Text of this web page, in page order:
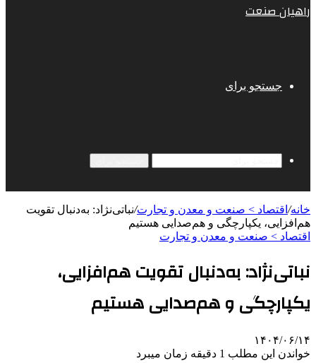
راهیان صنعت
جستجو برای
خانه/ اقتصاد > صنعت و معدن و تجارت/نباتی‌نژاد: به‌دنبال تقویت
هم‌افزایی، یکپارچگی و هم‌صدایی هستیم
اقتصاد > صنعت و معدن و تجارت
نباتی‌نژاد: به‌دنبال تقویت هم‌افزایی،
یکپارچگی و هم‌صدایی هستیم
۱۴۰۴/۰۶/۱۴
خواندن این مطلب 1 دقیقه زمان میبرد